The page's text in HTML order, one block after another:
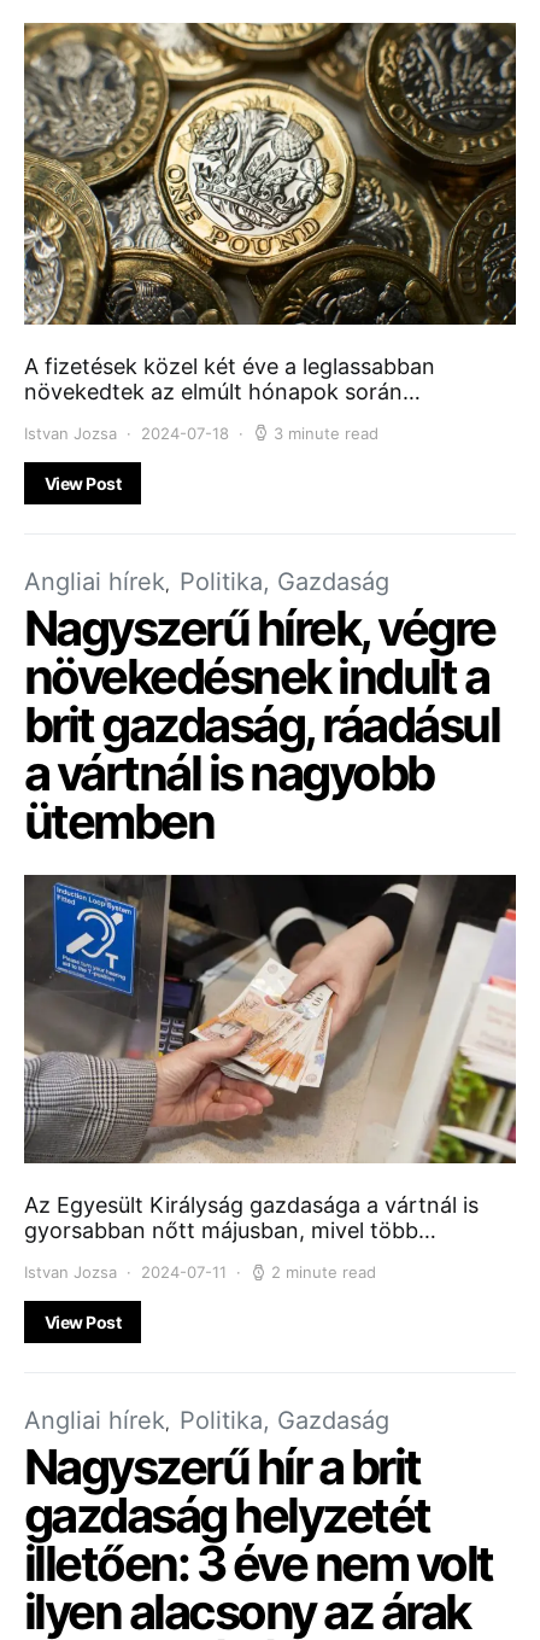
A fizetések közel két éve a leglassabban
növekedtek az elmúlt hónapok során…
Istvan Jozsa 2024-07-18 3 minute read
View Post
Angliai hírek Politika, Gazdaság
Nagyszerű hírek, végre
növekedésnek indult a
brit gazdaság, ráadásul
a vártnál is nagyobb
ütemben
Az Egyesült Királyság gazdasága a vártnál is
gyorsabban nőtt májusban, mivel több…
Istvan Jozsa 2024-07-11 2 minute read
View Post
Angliai hírek Politika, Gazdaság
Nagyszerű hír a brit
gazdaság helyzetét
illetően: 3 éve nem volt
ilyen alacsony az árak